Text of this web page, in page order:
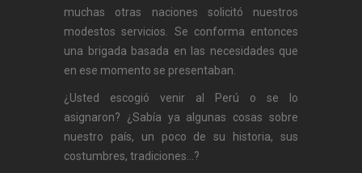
muchas otras naciones solicitó nuestros
modestos servicios. Se conforma entonces
una brigada basada en las necesidades que
en ese momento se presentaban.
¿Usted escogió venir al Perú o se lo
asignaron? ¿Sabía ya algunas cosas sobre
nuestro país, un poco de su historia, sus
costumbres, tradiciones…?